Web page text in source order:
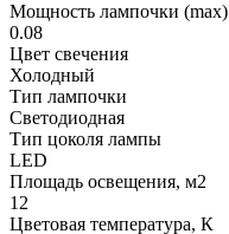
Мощность лампочки (max)
0.08
Цвет свечения
Холодный
Тип лампочки
Светодиодная
Тип цоколя лампы
LED
Площадь освещения, м2
12
Цветовая температура, К